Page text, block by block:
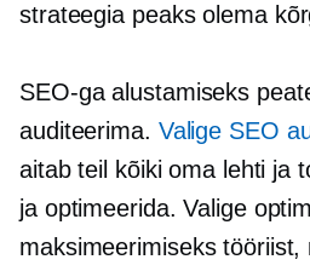
strateegia peaks olema
SEO-ga alustamiseks
auditeerima. Valige SEO
aitab teil kõiki oma lehti ja
ja optimeerida. Valige
maksimeerimiseks tööriist,